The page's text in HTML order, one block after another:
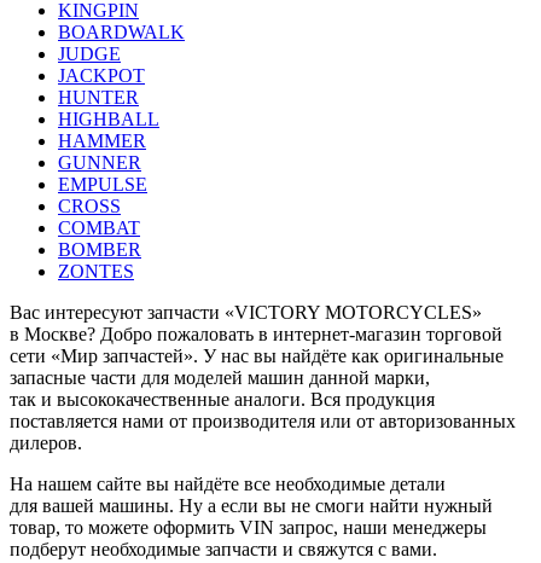
KINGPIN
BOARDWALK
JUDGE
JACKPOT
HUNTER
HIGHBALL
HAMMER
GUNNER
EMPULSE
CROSS
COMBAT
BOMBER
ZONTES
Вас интересуют запчасти «VICTORY MOTORCYCLES»
в Москве? Добро пожаловать в интернет-магазин торговой
сети «Мир запчастей». У нас вы найдёте как оригинальные
запасные части для моделей машин данной марки,
так и высококачественные аналоги. Вся продукция
поставляется нами от производителя или от авторизованных
дилеров.
На нашем сайте вы найдёте все необходимые детали
для вашей машины. Ну а если вы не смоги найти нужный
товар, то можете оформить VIN запрос, наши менеджеры
подберут необходимые запчасти и свяжутся с вами.